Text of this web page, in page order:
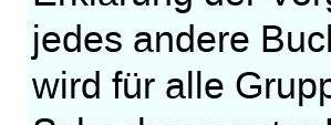
jedes andere
wird für alle